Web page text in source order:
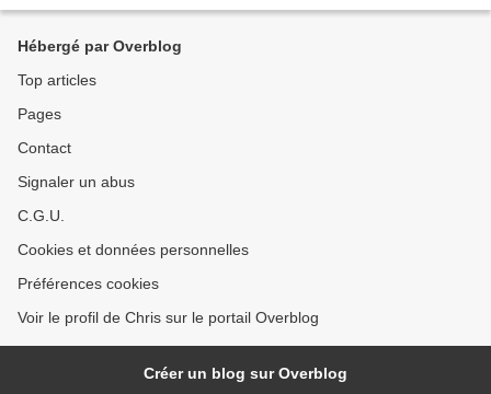
Hébergé par Overblog
Top articles
Pages
Contact
Signaler un abus
C.G.U.
Cookies et données personnelles
Préférences cookies
Voir le profil de Chris sur le portail Overblog
Créer un blog sur Overblog